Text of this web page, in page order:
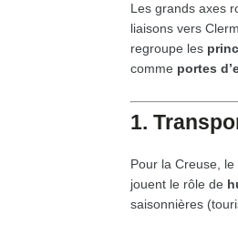
Les grands axes
liaisons vers
regroupe les
comme portes
1.
Pour la Creuse, le
jouent le rôle de
saisonnières